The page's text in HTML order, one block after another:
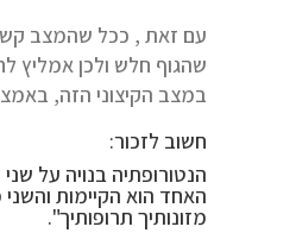
עם זאת , ככל שהמצב
שהגוף חלש ולכן אמליץ
במצב הקיצוני הזה,
חשוב לזכור:
הנטורופתיה בנויה על
האחד הוא הקיימות והשני
מזונותיך תרופותיך".